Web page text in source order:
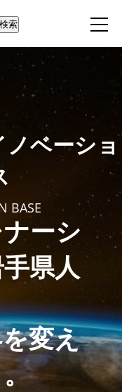
検索
ノベーショ
BASE
ーシ
県人
変え